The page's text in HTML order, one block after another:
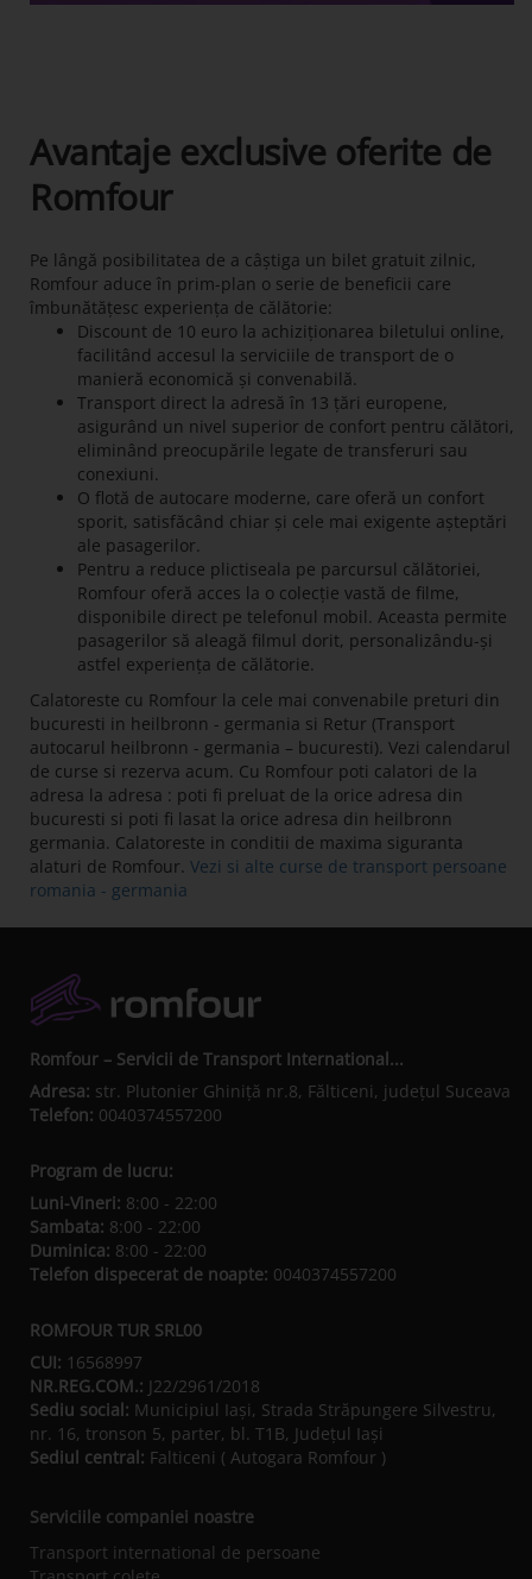
Avantaje exclusive oferite de
Romfour
Pe lângă posibilitatea de a câștiga un bilet gratuit zilnic,
Romfour aduce în prim-plan o serie de beneficii care
îmbunătățesc experiența de călătorie:
Discount de 10 euro la achiziționarea biletului online,
facilitând accesul la serviciile de transport de o
manieră economică și convenabilă.
Transport direct la adresă în 13 țări europene,
asigurând un nivel superior de confort pentru călători,
eliminând preocupările legate de transferuri sau
conexiuni.
O flotă de autocare moderne, care oferă un confort
sporit, satisfăcând chiar și cele mai exigente așteptări
ale pasagerilor.
Pentru a reduce plictiseala pe parcursul călătoriei,
Romfour oferă acces la o colecție vastă de filme,
disponibile direct pe telefonul mobil. Aceasta permite
pasagerilor să aleagă filmul dorit, personalizându-și
astfel experiența de călătorie.
Calatoreste cu Romfour la cele mai convenabile preturi din
bucuresti in heilbronn - germania si Retur (Transport
autocarul heilbronn - germania – bucuresti). Vezi calendarul
de curse si rezerva acum. Cu Romfour poti calatori de la
adresa la adresa : poti fi preluat de la orice adresa din
bucuresti si poti fi lasat la orice adresa din heilbronn
germania. Calatoreste in conditii de maxima siguranta
alaturi de Romfour. Vezi si alte curse de transport persoane
romania - germania
Romfour – Servicii de Transport International...
Adresa: str. Plutonier Ghiniţă nr.8, Fălticeni, judeţul Suceava
Telefon: 0040374557200
Program de lucru:
Luni-Vineri: 8:00 - 22:00
Sambata: 8:00 - 22:00
Duminica: 8:00 - 22:00
Telefon dispecerat de noapte: 0040374557200
ROMFOUR TUR SRL00
CUI: 16568997
NR.REG.COM.: J22/2961/2018
Sediu social: Municipiul Iaşi, Strada Străpungere Silvestru,
nr. 16, tronson 5, parter, bl. T1B, Județul Iaşi
Sediul central: Falticeni ( Autogara Romfour )
Serviciile companiei noastre
Transport international de persoane